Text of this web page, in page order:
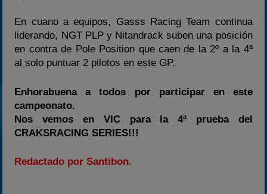
En cuano a equipos, Gasss Racing Team continua
liderando, NGT PLP y Nitandrack suben una posición
en contra de Pole Position que caen de la 2º a la 4ª
al solo puntuar 2 pilotos en este GP.
Enhorabuena a todos por participar en este
campeonato.
Nos vemos en VIC para la 4ª prueba del
CRAKSRACING SERIES!!!
Redactado por Santibon.